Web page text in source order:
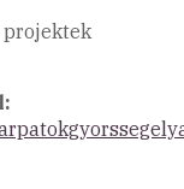
projektek